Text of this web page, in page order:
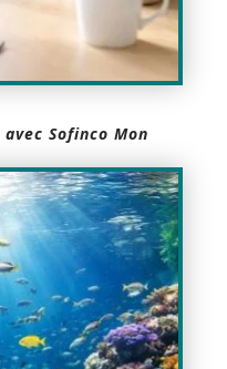
Sofinco Mon